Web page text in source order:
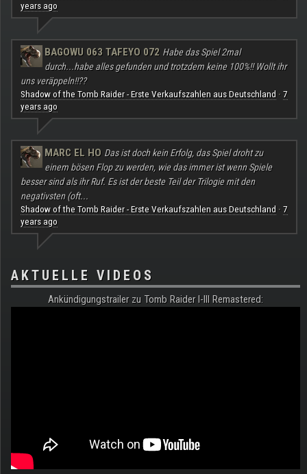
years ago
BAGOWU 063 TAFEYO 072 Habe das Spiel 2mal
durch...habe alles gefunden und trotzdem keine 100%!! Wollt ihr
uns veräppeln!!??
Shadow of the Tomb Raider - Erste Verkaufszahlen aus Deutschland · 7
years ago
MARC EL HO Das ist doch kein Erfolg, das Spiel droht zu
einem bösen Flop zu werden, wie das immer ist wenn Spiele
besser sind als ihr Ruf. Es ist der beste Teil der Trilogie mit den
negativsten (oft...
Shadow of the Tomb Raider - Erste Verkaufszahlen aus Deutschland · 7
years ago
AKTUELLE VIDEOS
Ankündigungstrailer zu Tomb Raider I-III Remastered: